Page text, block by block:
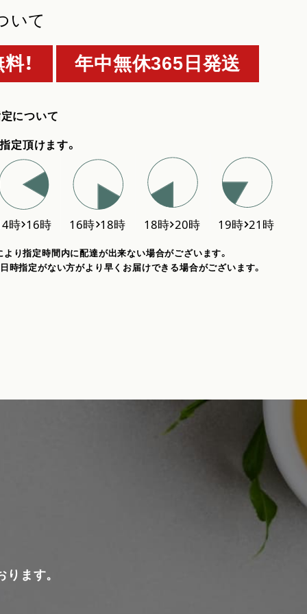
いて
！ 年中無休365日発送
について
定頂けます。
り指定時間内に配達が出来ない場合がございます。
時指定がない方がより早くお届けできる場合がございます。
ます。